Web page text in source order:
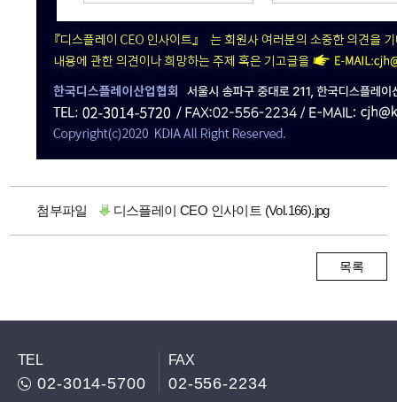
첨부파일 디스플레이 CEO 인사이트 (Vol.166).jpg
목록
TEL
02-3014-5700
FAX
02-556-2234